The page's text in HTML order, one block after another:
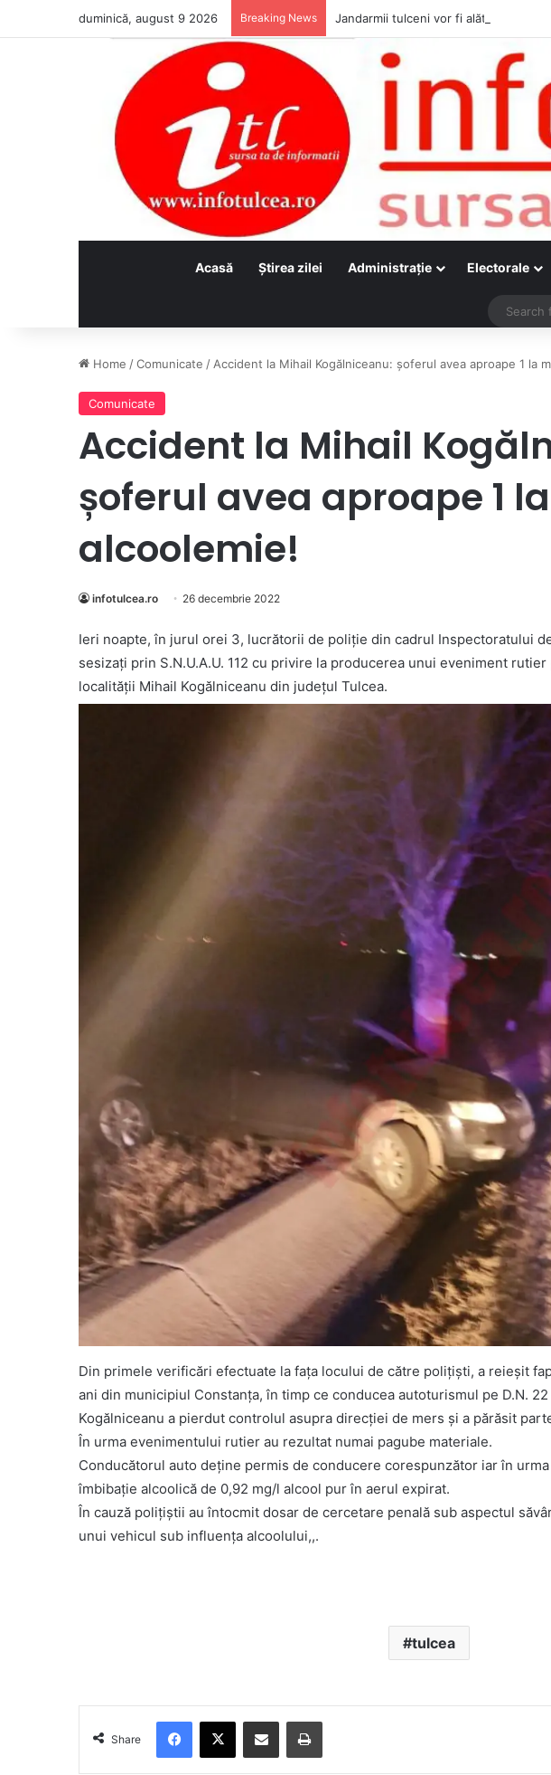
duminică, august 9 2026 Breaking News Jandarmii tulceni vor fi alături de
Acasă Ştirea zilei Administraţie Electorale
Home /Comunicate /Accident la Mihail Kogălniceanu: șoferul avea aproape 1 la
Comunicate
Accident la Mihail
șoferul avea aproape 1
alcoolemie!
infotulcea.ro 26 decembrie 2022
Ieri noapte, în jurul orei 3, lucrătorii de poliție din cadrul Inspectoratului
sesizați prin S.N.U.A.U. 112 cu privire la producerea unui eveniment rutier
localității Mihail Kogălniceanu din județul Tulcea.
Din primele verificări efectuate la fața locului de către polițiști, a reieșit
ani din municipiul Constanța, în timp ce conducea autoturismul pe D.N.
Kogălniceanu a pierdut controlul asupra direcției de mers și a părăsit
În urma evenimentului rutier au rezultat numai pagube materiale.
Conducătorul auto deține permis de conducere corespunzător iar în
îmbibație alcoolică de 0,92 mg/l alcool pur în aerul expirat.
În cauză polițiștii au întocmit dosar de cercetare penală sub aspectul
unui vehicul sub influența alcoolului,,.
tulcea
Share